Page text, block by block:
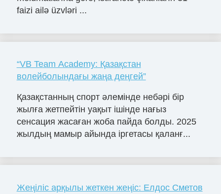
faizi ailə üzvləri ...
“VB Team Academy: Қазақстан
волейболындағы жаңа деңгей”
Қазақстанның спорт әлемінде небәрі бір
жылға жетпейтін уақыт ішінде нағыз
сенсация жасаған жоба пайда болды. 2025
жылдың мамыр айында іргетасы қаланғ...
Жеңіліс арқылы жеткен жеңіс: Елдос Сметов